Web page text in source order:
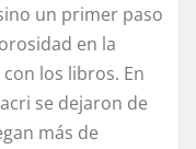
un primer paso
en la
los libros. En
se dejaron de
más de